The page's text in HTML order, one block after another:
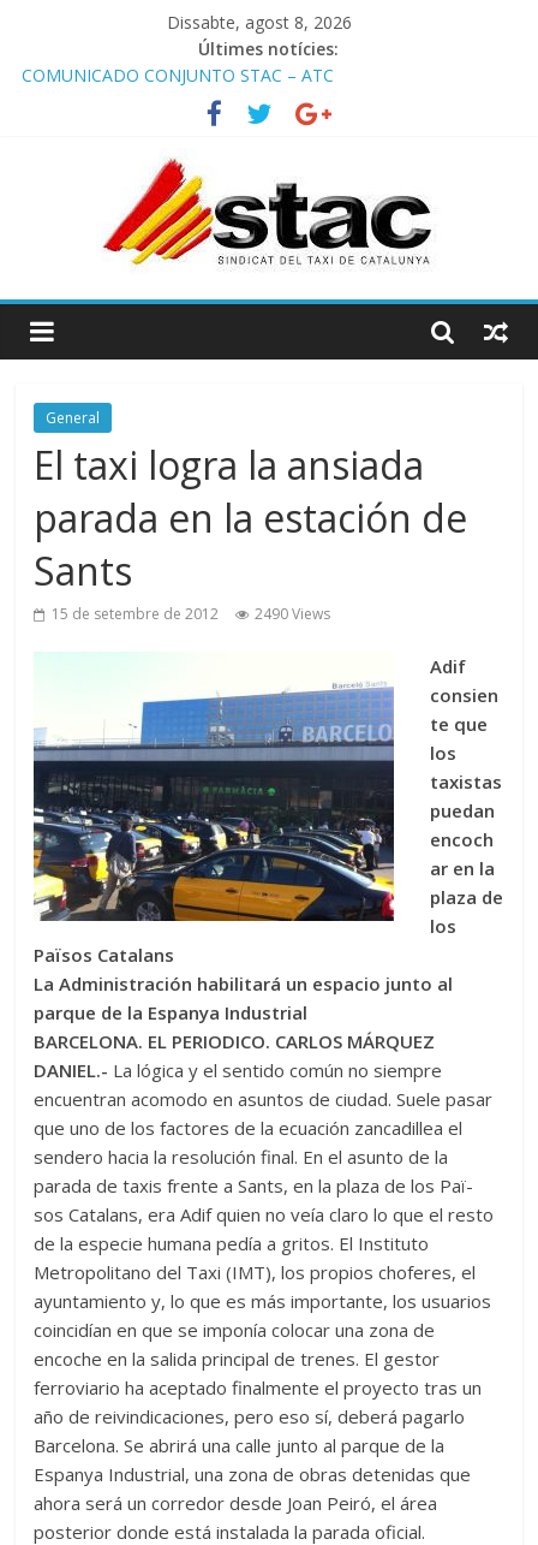
Dissabte, agost 8, 2026
Últimes notícies:
COMUNICADO CONJUNTO STAC – ATC
Comunicado STAC/ ATC de la reunión con los Mossos d
‘Esquadra del aeropuerto de Barcelona.
Programa de Radio TAXI LIBRE 29.07.2026 en COOLTURA FM.
STAC/ATC SOLICITAN TAULA TÈCNICA PARA MEJORAR LA
OPERATIVA DE ENTRADA EN EL PUERTO DE BARCELONA.
Programa de Radio TAXI LIBRE 22.07.2026 en COOLTURA FM.
General
El taxi logra la ansiada
parada en la estación de
Sants
15 de setembre de 2012 2490 Views
Adif
consien
te que
los
taxistas
puedan
encoch
ar en la
plaza de
los
Països Catalans
La Administración habilitará un espacio junto al
parque de la Espanya Industrial
BARCELONA. EL PERIODICO. CARLOS MÁRQUEZ
DANIEL.- La lógica y el sentido común no siempre
encuentran acomodo en asuntos de ciudad. Suele pasar
que uno de los factores de la ecuación zancadillea el
sendero hacia la resolución final. En el asunto de la
parada de taxis frente a Sants, en la plaza de los Paï-
sos Catalans, era Adif quien no veía claro lo que el resto
de la especie humana pedía a gritos. El Instituto
Metropolitano del Taxi (IMT), los propios choferes, el
ayuntamiento y, lo que es más importante, los usuarios
coincidían en que se imponía colocar una zona de
encoche en la salida principal de trenes. El gestor
ferroviario ha aceptado finalmente el proyecto tras un
año de reivindicaciones, pero eso sí, deberá pagarlo
Barcelona. Se abrirá una calle junto al parque de la
Espanya Industrial, una zona de obras detenidas que
ahora será un corredor desde Joan Peiró, el área
posterior donde está instalada la parada oficial.